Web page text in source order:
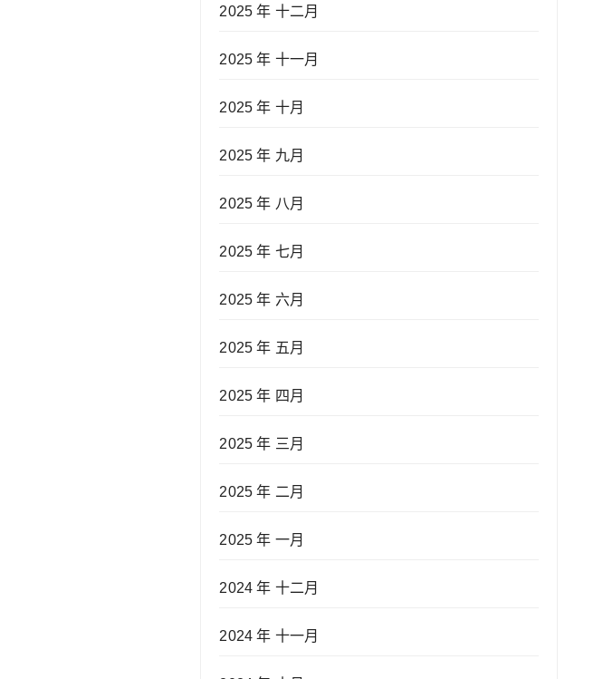
2025 年 十二月
2025 年 十一月
2025 年 十月
2025 年 九月
2025 年 八月
2025 年 七月
2025 年 六月
2025 年 五月
2025 年 四月
2025 年 三月
2025 年 二月
2025 年 一月
2024 年 十二月
2024 年 十一月